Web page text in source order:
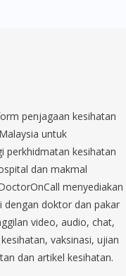
penjagaan kesihatan
untuk
perkhidmatan kesihatan
dan makmal
menyediakan
dengan doktor dan pakar
video, audio, chat,
vaksinasi, ujian
dan artikel kesihatan.